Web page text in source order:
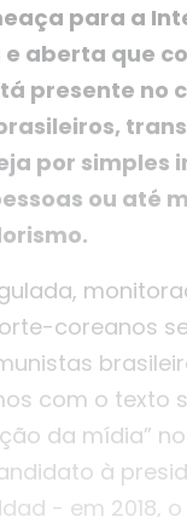
para a
aberta que
presente no
por simples
ou até
coreanos
com o texto
da mídia”
à
- em 2018,